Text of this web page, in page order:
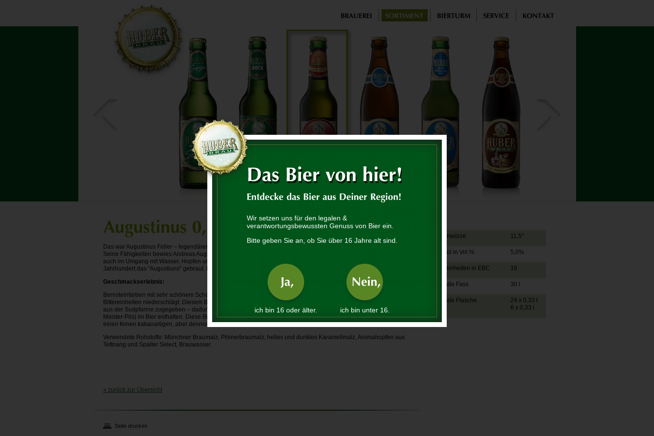
Das war Augustinus Feller – legendärer Schützenhauptmann, lebenslustiger Bierbrauer und Wirt in St. Johann in Tirol.
Seine Fähigkeiten bewies Andreas Augustinus Feller nicht nur im Kampf gegen die Franzosen und Bayern, sondern
auch im Umgang mit Wasser, Hopfen und Malz. So wird auch heute noch nach dem Originalrezept aus dem 18.
Jahrhundert das "Augustiuns" gebraut. Die Persönlichkeit schlechthin unter den Bieren.
Geschmackserlebnis:
Bernsteinfarben mit sehr schönem Schaum und einer extrem betonten Hopfenblume, die sich allerdings nicht in
Bittereinheiten niederschlägt: Diesem Bier wird der Aromahopfen erst unmittelbar vor dem Ausschlagen der Würze
aus der Sudpfanne zugegeben – dadurch bleiben alle Aromastoffe, aber nur 16 Bittereinheiten (halb so viel wie beim
Meister-Pils) im Bier enthalten. Diese Bittere wird durch malzige Noten balanciert, die leichte Vollmundigkeit und
einen feinen kakaoartigen, aber dennoch nicht süßlichen, Aromaton einbringen – höchst eigenständig!
Verwendete Rohstoffe: Münchner Braumalz, Pilsnerbraumalz, helles und dunkles Karamellmalz, Aromahopfen aus
Tettnang und Spalter Select, Brauwasser.
« zurück zur Übersicht
Stammwürze 11,5°
Alkohol in Vol.% 5,0%
Bittereinheiten in EBC 16
Gebinde Fass 30 l
Gebinde Flasche
24 x 0,33 l
6 x 0,33 l
Seite drucken
Wir setzen uns für den legalen &
verantwortungsbewussten Genuss von Bier ein.
Bitte geben Sie an, ob Sie über 16 Jahre alt sind.
ich bin 16 oder älter. ich bin unter 16.